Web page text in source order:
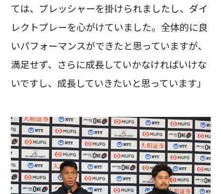
ては、プレッシャーを掛けられましたし、ダイ
レクトプレーを心がけていました。全体的に良
いパフォーマンスができたと思っていますが、
満足せず、さらに成長していかなければいけな
いですし、成長していきたいと思っています」